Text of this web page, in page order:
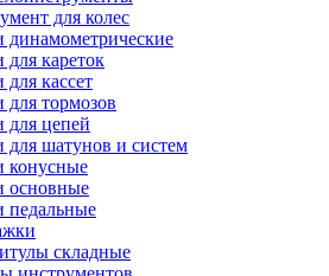
для колес
кареток
кассет
тормозов
цепей
шатунов и систем
конусные
основные
педальные
складные